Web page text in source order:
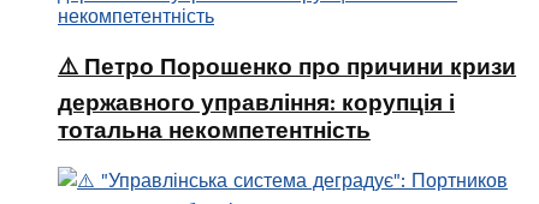
⚠️ Петро Порошенко про причини кризи
державного управління: корупція і
тотальна некомпетентність